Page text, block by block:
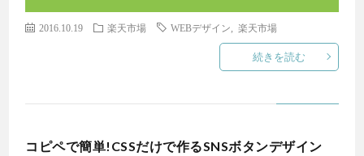
2016.10.19 楽天市場 WEBデザイン ,楽天市場
続きを読む
コピペで簡単!CSSだけで作るSNSボタンデザイン